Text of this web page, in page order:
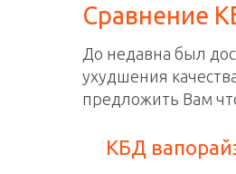
Сравнение
До недавна был
ухудшения
предложить Вам
КБД